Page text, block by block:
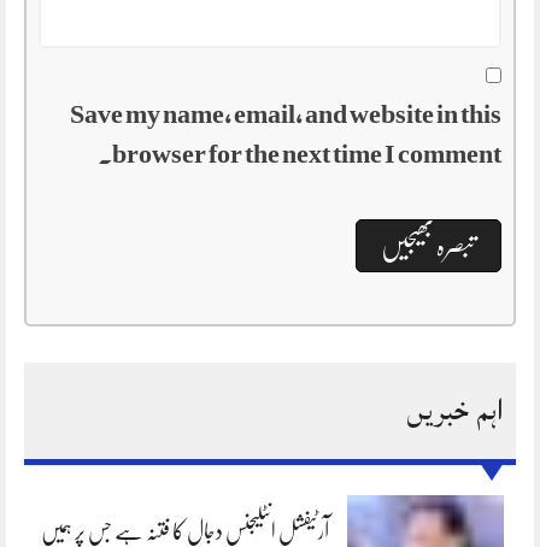
Save my name, email, and website in this
browser for the next time I comment.
اہم خبریں
آرٹیفشل انٹلیجنس دجال کا فتنہ ہے جس پر ہمیں